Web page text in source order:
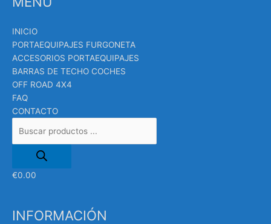
INICIO
PORTAEQUIPAJES FURGONETA
ACCESORIOS PORTAEQUIPAJES
BARRAS DE TECHO COCHES
OFF ROAD 4X4
FAQ
CONTACTO
€0.00
INFORMACIÓN